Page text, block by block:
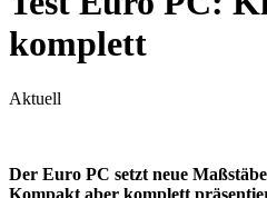
komplett
Aktuell
Der Euro PC setzt neue
Kompakt aber komplett